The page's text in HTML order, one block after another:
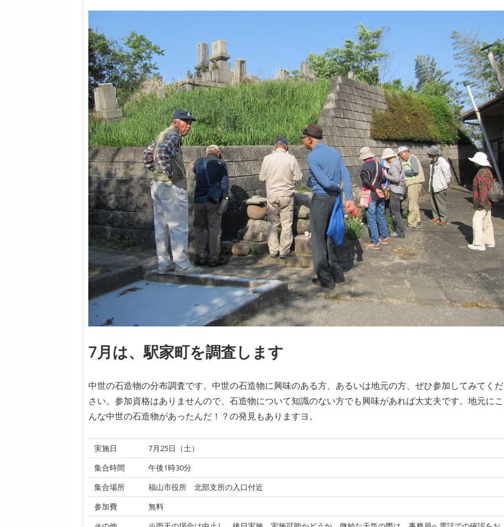
7月は、駅家町を調査します
中世の石造物の分布調査です。中世の石造物に興味のある方、あるいは地元の方、ぜひ参加してみてくだ
さい。参加資格はありませんので、石造物について知識のない方でも興味があれば大丈夫です。地元にこ
んな中世の石造物があったんだ！？の発見もありますヨ。
実施日
7月25日（土）
集合時間
午後1時30分
集合場所
福山市役所 北部支所の入口付近
参加費
無料